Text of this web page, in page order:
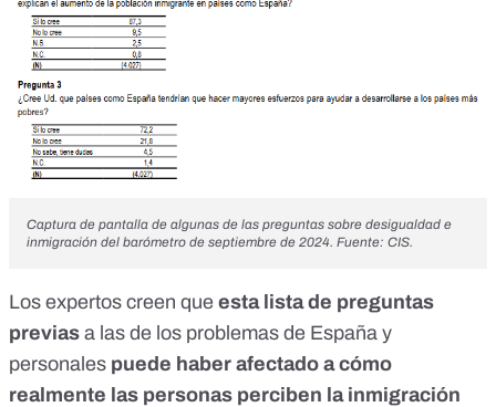
Captura de pantalla de algunas de las preguntas sobre desigualdad e
inmigración del barómetro de septiembre de 2024. Fuente: CIS.
Los expertos creen que esta lista de preguntas
previas a las de los problemas de España y
personales puede haber afectado a cómo
realmente las personas perciben la inmigración